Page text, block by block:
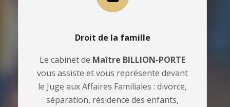
Droit de la famille
Le cabinet de Maître BILLION-PORTE
vous assiste et vous représente devant
le Juge aux Affaires Familiales : divorce,
séparation, résidence des enfants,